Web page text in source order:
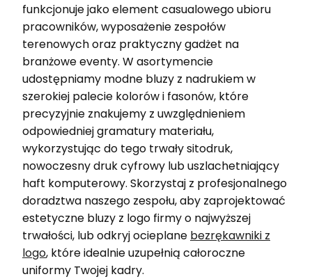
funkcjonuje jako element casualowego ubioru
pracowników, wyposażenie zespołów
terenowych oraz praktyczny gadżet na
branżowe eventy. W asortymencie
udostępniamy modne bluzy z nadrukiem w
szerokiej palecie kolorów i fasonów, które
precyzyjnie znakujemy z uwzględnieniem
odpowiedniej gramatury materiału,
wykorzystując do tego trwały sitodruk,
nowoczesny druk cyfrowy lub uszlachetniający
haft komputerowy. Skorzystaj z profesjonalnego
doradztwa naszego zespołu, aby zaprojektować
estetyczne bluzy z logo firmy o najwyższej
trwałości, lub odkryj ocieplane bezrękawniki z
logo, które idealnie uzupełnią całoroczne
uniformy Twojej kadry.